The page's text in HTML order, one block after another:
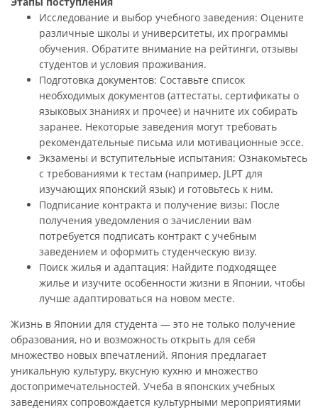
Исследование и выбор учебного заведения: Оцените
различные школы и университеты, их программы
обучения. Обратите внимание на рейтинги, отзывы
студентов и условия проживания.
Подготовка документов: Составьте список
необходимых документов (аттестаты, сертификаты о
языковых знаниях и прочее) и начните их собирать
заранее. Некоторые заведения могут требовать
рекомендательные письма или мотивационные эссе.
Экзамены и вступительные испытания: Ознакомьтесь
с требованиями к тестам (например, JLPT для
изучающих японский язык) и готовьтесь к ним.
Подписание контракта и получение визы: После
получения уведомления о зачислении вам
потребуется подписать контракт с учебным
заведением и оформить студенческую визу.
Поиск жилья и адаптация: Найдите подходящее
жилье и изучите особенности жизни в Японии, чтобы
лучше адаптироваться на новом месте.
Жизнь в Японии для студента — это не только получение
образования, но и возможность открыть для себя
множество новых впечатлений. Япония предлагает
уникальную культуру, вкусную кухню и множество
достопримечательностей. Учеба в японских учебных
заведениях сопровождается культурными мероприятиями